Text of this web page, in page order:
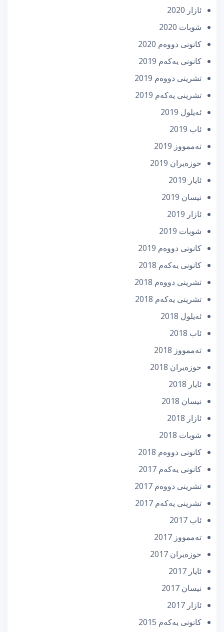
ئازار 2020
شوبات 2020
كانونی دووه‌م 2020
كانونی یه‌كه‌م 2019
تشرینی دووه‌م 2019
تشرینی یه‌كه‌م 2019
ئه‌یلول 2019
ئاب 2019
تەممووز 2019
حوزه‌یران 2019
ئایار 2019
نیسان 2019
ئازار 2019
شوبات 2019
كانونی دووه‌م 2019
كانونی یه‌كه‌م 2018
تشرینی دووه‌م 2018
تشرینی یه‌كه‌م 2018
ئه‌یلول 2018
ئاب 2018
تەممووز 2018
حوزه‌یران 2018
ئایار 2018
نیسان 2018
ئازار 2018
شوبات 2018
كانونی دووه‌م 2018
كانونی یه‌كه‌م 2017
تشرینی دووه‌م 2017
تشرینی یه‌كه‌م 2017
ئاب 2017
تەممووز 2017
حوزه‌یران 2017
ئایار 2017
نیسان 2017
ئازار 2017
كانونی یه‌كه‌م 2015